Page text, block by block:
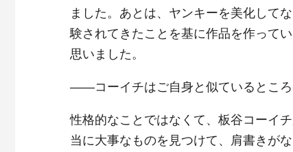
ました。あとは、ヤンキーを美化して
験されてきたことを基に作品を作って
思いました。
――コーイチはご自身と似ているところ
性格的なことではなくて、板谷コーイ
当に大事なものを見つけて、肩書きが